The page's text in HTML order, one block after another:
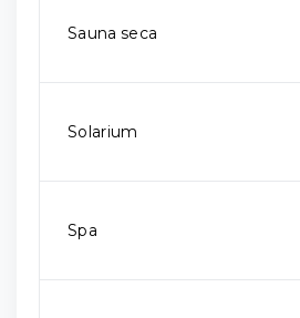
Sauna seca
Solarium
Spa